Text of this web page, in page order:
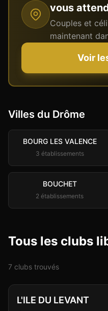
vous
Couples et
maintenant
Voir
Villes du Drôme
BOURG LES VALENCE
3 établissements
BOUCHET
2 établissements
Tous les clubs
7 clubs trouvés
L'ILE DU LEVANT